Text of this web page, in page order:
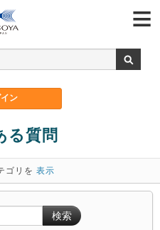
る質問
ゴリを 表示
検索